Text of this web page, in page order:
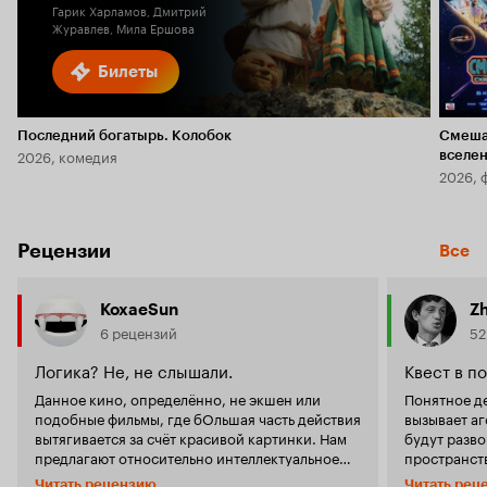
Билеты
Гарик Харламов, Дмитрий
Журавлев, Мила Ершова
Последний богатырь. Колобок
2026, комедия
2026,
Рецензии Все
KoxaeSun
6 рецензий
Логика? Не, не слышали.
Данное кино, определённо, не экшен или
подобные фильмы, где бОльшая часть действия
вытягивается за счёт красивой картинки. Нам
предлагают относительно интеллектуальное
кино, где, однако, как раз таки, с интеллектом
Квест в
Понятное
вызывает
будут
ищут своих